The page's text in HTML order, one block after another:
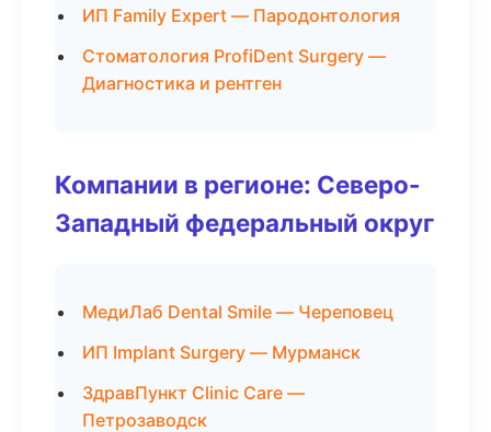
ИП Family Expert — Пародонтология
Стоматология ProfiDent Surgery —
Диагностика и рентген
Компании в регионе: Северо-
Западный федеральный округ
МедиЛаб Dental Smile — Череповец
ИП Implant Surgery — Мурманск
ЗдравПункт Clinic Care —
Петрозаводск